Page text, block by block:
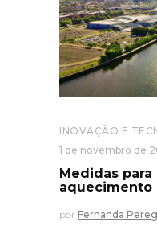
INOVAÇÃO E
1 de novembro de
Medidas
aquecimento
por Fernanda